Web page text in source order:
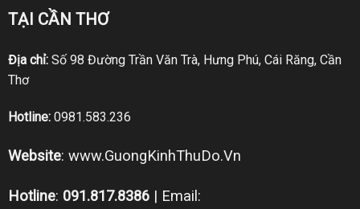
TẠI CẦN THƠ
Địa chỉ:Số 98 Đường Trần Văn Trà, Hưng Phú, Cái Răng, Cần
Thơ
Hotline: 0981.583.236
Website: www.GuongKinhThuDo.Vn
Hotline: 091.817.8386| Email: